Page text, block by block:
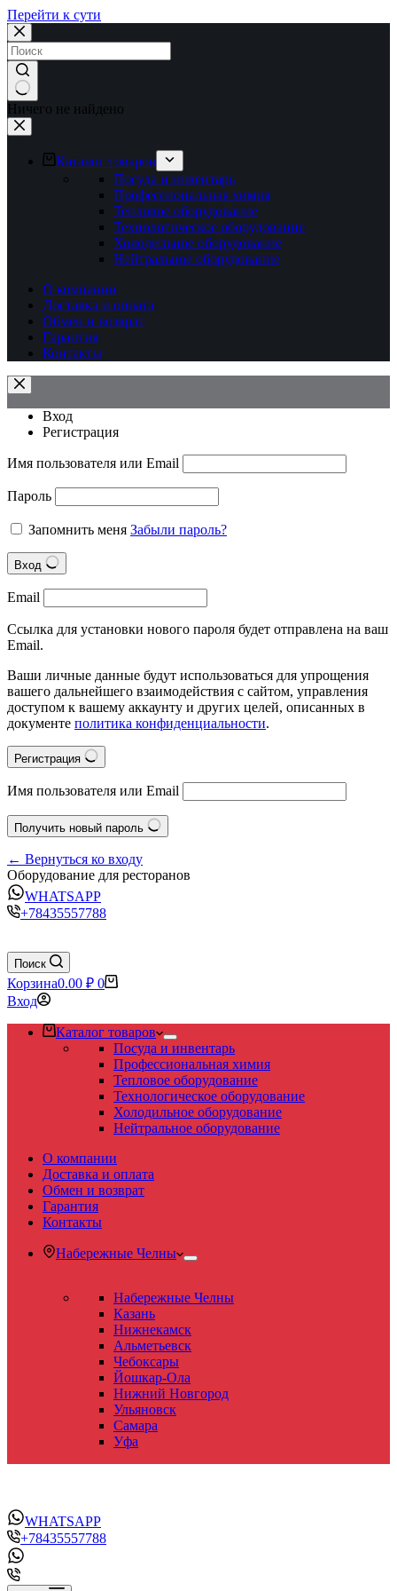
Перейти к сути
Ничего не найдено
Каталог товаров
Посуда и инвентарь
Профессиональная химия
Тепловое оборудование
Технологическое оборудование
Холодильное оборудование
Нейтральное оборудование
О компании
Доставка и оплата
Обмен и возврат
Гарантия
Контакты
Вход
Регистрация
Имя пользователя или Email
Пароль
Запомнить меня Забыли пароль?
Вход
Email
Ссылка для установки нового пароля будет отправлена на ваш
Email.
Ваши личные данные будут использоваться для упрощения
вашего дальнейшего взаимодействия с сайтом, управления
доступом к вашему аккаунту и других целей, описанных в
документе политика конфиденциальности.
Регистрация
Имя пользователя или Email
Получить новый пароль
← Вернуться ко входу
Оборудование для ресторанов
WHATSAPP
+78435557788
Поиск
Корзина0.00 ₽ 0
Вход
Каталог товаров
Посуда и инвентарь
Профессиональная химия
Тепловое оборудование
Технологическое оборудование
Холодильное оборудование
Нейтральное оборудование
О компании
Доставка и оплата
Обмен и возврат
Гарантия
Контакты
Набережные Челны
Набережные Челны
Казань
Нижнекамск
Альметьевск
Чебоксары
Йошкар-Ола
Нижний Новгород
Ульяновск
Самара
Уфа
WHATSAPP
+78435557788